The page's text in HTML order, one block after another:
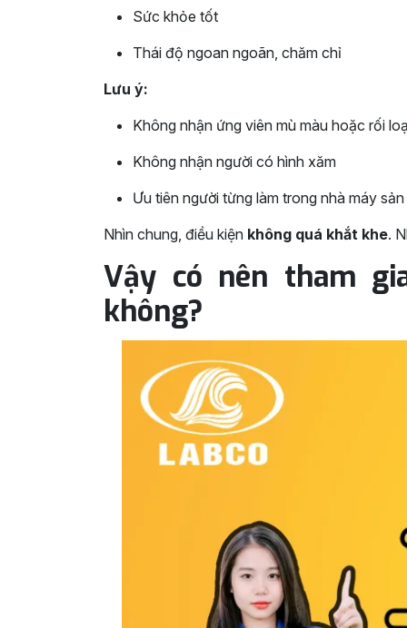
Sức khỏe tốt
Thái độ ngoan ngoãn, chăm chỉ
Lưu ý:
Không nhận ứng viên mù màu hoặc rối
Không nhận người có hình xăm
Ưu tiên người từng làm trong nhà máy
Nhìn chung, điều kiện không quá khắt khe.
Vậy có nên tham
không?